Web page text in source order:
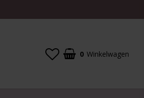
0 Winkelwagen